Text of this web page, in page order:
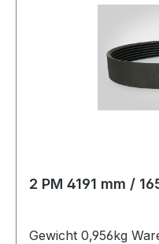
2 PM 4191 mm /
Gewicht 0,956kg